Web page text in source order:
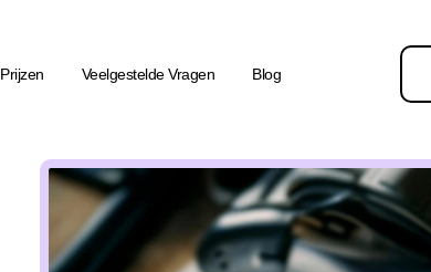
Prijzen Veelgestelde Vragen Blog